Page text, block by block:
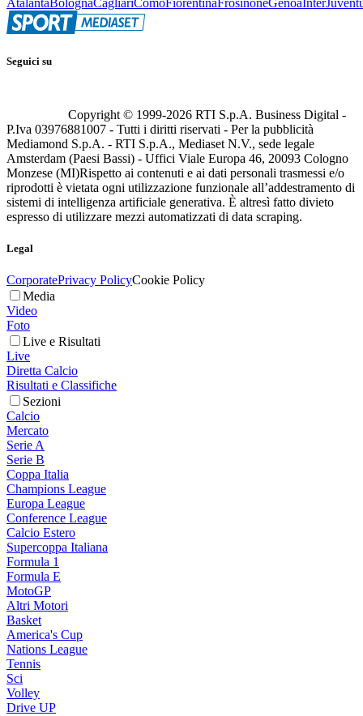
Seguici su
Copyright © 1999-2026 RTI S.p.A. Business Digital -
P.Iva 03976881007 - Tutti i diritti riservati - Per la pubblicità
Mediamond S.p.A. - RTI S.p.A., Mediaset N.V., sede legale
Amsterdam (Paesi Bassi) - Uffici Viale Europa 46, 20093 Cologno
Monzese (MI)Rispetto ai contenuti e ai dati personali trasmessi e/o
riprodotti è vietata ogni utilizzazione funzionale all’addestramento di
sistemi di intelligenza artificiale generativa. È altresì fatto divieto
espresso di utilizzare mezzi automatizzati di data scraping.
Legal
CorporatePrivacy PolicyCookie Policy
Media
Video
Foto
Live e Risultati
Live
Diretta Calcio
Risultati e Classifiche
Sezioni
Calcio
Mercato
Serie A
Serie B
Coppa Italia
Champions League
Europa League
Conference League
Calcio Estero
Supercoppa Italiana
Formula 1
Formula E
MotoGP
Altri Motori
Basket
America's Cup
Nations League
Tennis
Sci
Volley
Drive UP